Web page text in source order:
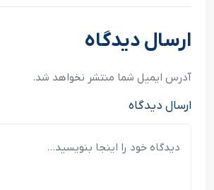
نوشته بعدی
ارسال دیدگاه
آدرس ایمیل شما منتشر نخواهد شد.
ارسال دیدگاه